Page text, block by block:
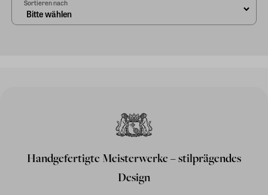
Sortieren nach
Handgefertigte Meisterwerke – stilprägendes
Design